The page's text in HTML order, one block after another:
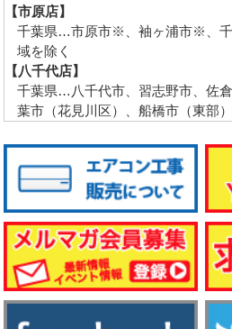
【市原店】
千葉県…市原市※、袖ヶ浦市※、
域を除く
【八千代店】
千葉県…八千代市、習志野市、佐
葉市（花見川区）、船橋市（東部